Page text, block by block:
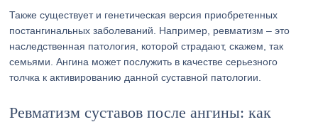
Также существует и генетическая версия приобретенных
постангинальных заболеваний. Например, ревматизм – это
наследственная патология, которой страдают, скажем, так
семьями. Ангина может послужить в качестве серьезного
толчка к активированию данной суставной патологии.
Ревматизм суставов после ангины: как